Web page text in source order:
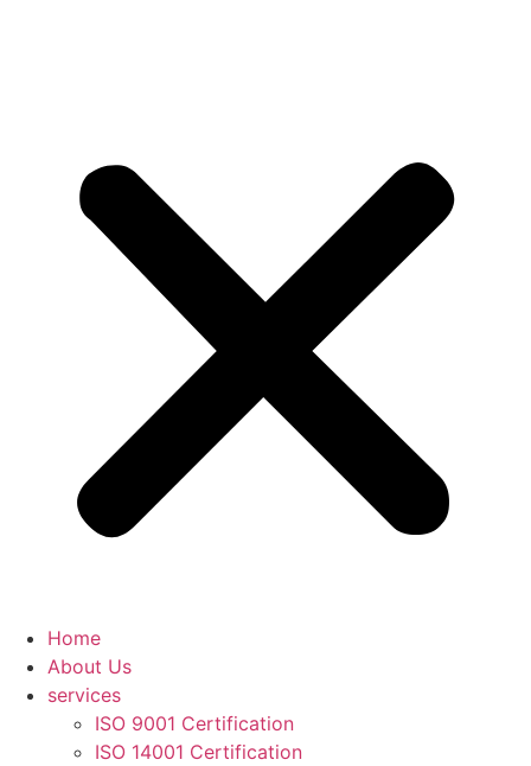
Home
About Us
services
ISO 9001 Certification
ISO 14001 Certification